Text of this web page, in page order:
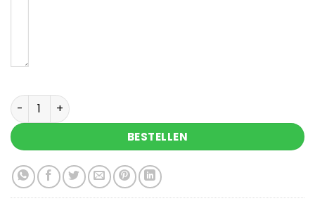
Dikke knuffel kaart met hartjes steen met tekst
BESTELLEN